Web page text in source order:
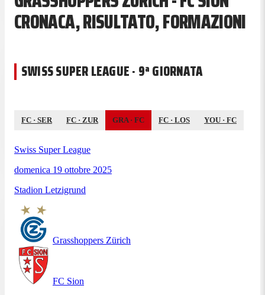
CRONACA, RISULTATO, FORMAZIONI
SWISS SUPER LEAGUE · 9ª GIORNATA
FC · SER FC · ZUR GRA· FC FC · LOS YOU · FC
Swiss Super League
domenica 19 ottobre 2025
Stadion Letzigrund
Grasshoppers Zürich
FC Sion